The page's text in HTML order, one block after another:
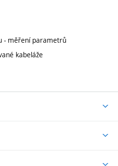
- měření parametrů
kabeláže